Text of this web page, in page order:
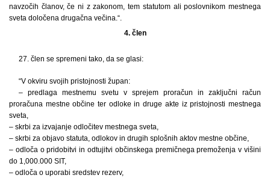
navzočih članov, če ni z zakonom, tem statutom ali poslovnikom mestnega
sveta določena drugačna večina.“.
4. člen
27. člen se spremeni tako, da se glasi:
“V okviru svojih pristojnosti župan:
– predlaga mestnemu svetu v sprejem proračun in zaključni račun
proračuna mestne občine ter odloke in druge akte iz pristojnosti mestnega
sveta,
– skrbi za izvajanje odločitev mestnega sveta,
– skrbi za objavo statuta, odlokov in drugih splošnih aktov mestne občine,
– odloča o pridobitvi in odtujitvi občinskega premičnega premoženja v višini
do 1,000.000 SIT,
– odloča o uporabi sredstev rezerv,